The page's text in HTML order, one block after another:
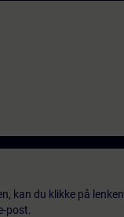
kan du klikke på lenken
post.